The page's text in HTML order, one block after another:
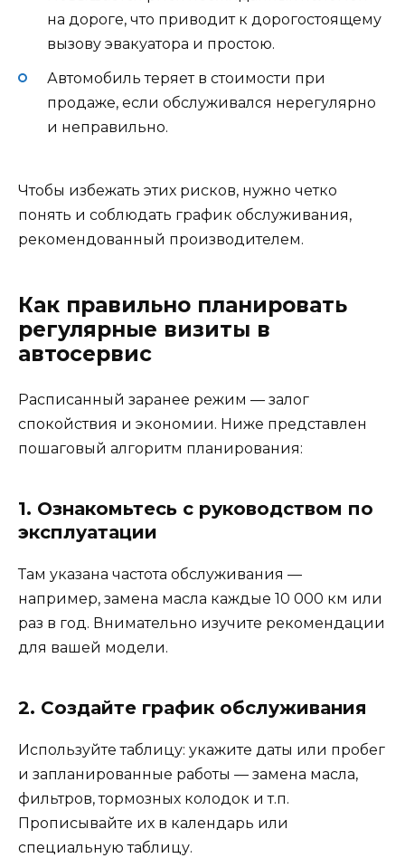
на дороге, что приводит к дорогостоящему
вызову эвакуатора и простою.
Автомобиль теряет в стоимости при
продаже, если обслуживался нерегулярно
и неправильно.
Чтобы избежать этих рисков, нужно четко
понять и соблюдать график обслуживания,
рекомендованный производителем.
Как правильно планировать
регулярные визиты в
автосервис
Расписанный заранее режим — залог
спокойствия и экономии. Ниже представлен
пошаговый алгоритм планирования:
1. Ознакомьтесь с руководством по
эксплуатации
Там указана частота обслуживания —
например, замена масла каждые 10 000 км или
раз в год. Внимательно изучите рекомендации
для вашей модели.
2. Создайте график обслуживания
Используйте таблицу: укажите даты или пробег
и запланированные работы — замена масла,
фильтров, тормозных колодок и т.п.
Прописывайте их в календарь или
специальную таблицу.